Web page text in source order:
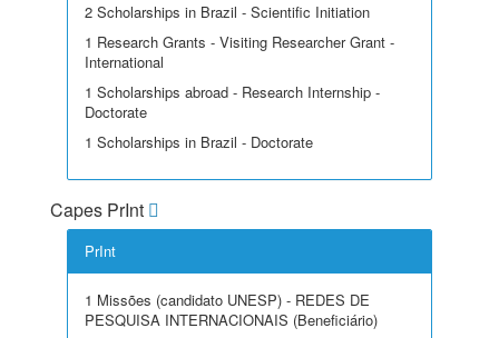
2 Scholarships in Brazil - Scientific Initiation
1 Research Grants - Visiting Researcher Grant -
International
1 Scholarships abroad - Research Internship -
Doctorate
1 Scholarships in Brazil - Doctorate
Capes PrInt
PrInt
1 Missões (candidato UNESP) - REDES DE
PESQUISA INTERNACIONAIS (Beneficiário)